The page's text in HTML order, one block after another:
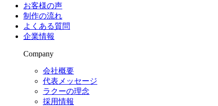
お客様の声
制作の流れ
よくある質問
企業情報
Company
会社概要
代表メッセージ
ラクーの理念
採用情報